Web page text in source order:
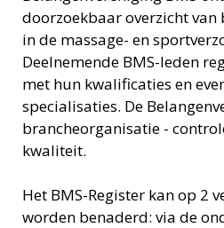
doorzoekbaar overzicht van
in de massage- en
Deelnemende BMS-leden
met hun kwalificaties en
specialisaties. De
brancheorganisatie -
kwaliteit.
Het BMS-Register kan op 2
worden benaderd: via de